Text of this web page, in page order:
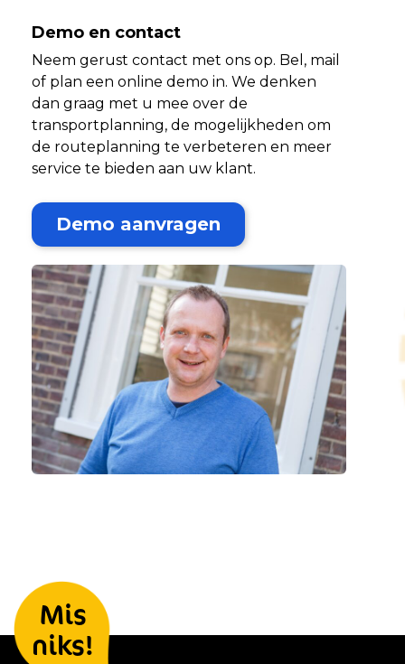
Demo en contact
Neem gerust contact met ons op. Bel, mail
of plan een online demo in. We denken
dan graag met u mee over de
transportplanning, de mogelijkheden om
de routeplanning te verbeteren en meer
service te bieden aan uw klant.
Demo aanvragen
Mis
niks!